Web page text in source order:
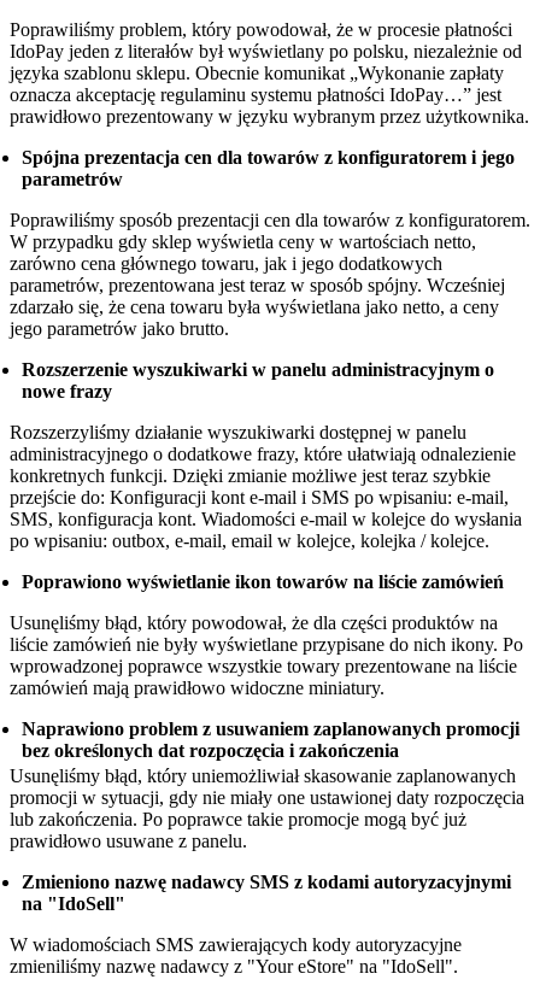
Poprawiliśmy problem, który powodował, że w procesie płatności
IdoPay jeden z literałów był wyświetlany po polsku, niezależnie od
języka szablonu sklepu. Obecnie komunikat „Wykonanie zapłaty
oznacza akceptację regulaminu systemu płatności IdoPay…” jest
prawidłowo prezentowany w języku wybranym przez użytkownika.
Spójna prezentacja cen dla towarów z konfiguratorem i jego
parametrów
Poprawiliśmy sposób prezentacji cen dla towarów z konfiguratorem.
W przypadku gdy sklep wyświetla ceny w wartościach netto,
zarówno cena głównego towaru, jak i jego dodatkowych
parametrów, prezentowana jest teraz w sposób spójny. Wcześniej
zdarzało się, że cena towaru była wyświetlana jako netto, a ceny
jego parametrów jako brutto.
Rozszerzenie wyszukiwarki w panelu administracyjnym o
nowe frazy
Rozszerzyliśmy działanie wyszukiwarki dostępnej w panelu
administracyjnego o dodatkowe frazy, które ułatwiają odnalezienie
konkretnych funkcji. Dzięki zmianie możliwe jest teraz szybkie
przejście do: Konfiguracji kont e-mail i SMS po wpisaniu: e-mail,
SMS, konfiguracja kont. Wiadomości e-mail w kolejce do wysłania
po wpisaniu: outbox, e-mail, email w kolejce, kolejka / kolejce.
Poprawiono wyświetlanie ikon towarów na liście zamówień
Usunęliśmy błąd, który powodował, że dla części produktów na
liście zamówień nie były wyświetlane przypisane do nich ikony. Po
wprowadzonej poprawce wszystkie towary prezentowane na liście
zamówień mają prawidłowo widoczne miniatury.
Naprawiono problem z usuwaniem zaplanowanych promocji
bez określonych dat rozpoczęcia i zakończenia
Usunęliśmy błąd, który uniemożliwiał skasowanie zaplanowanych
promocji w sytuacji, gdy nie miały one ustawionej daty rozpoczęcia
lub zakończenia. Po poprawce takie promocje mogą być już
prawidłowo usuwane z panelu.
Zmieniono nazwę nadawcy SMS z kodami autoryzacyjnymi
na "IdoSell"
W wiadomościach SMS zawierających kody autoryzacyjne
zmieniliśmy nazwę nadawcy z "Your eStore" na "IdoSell".